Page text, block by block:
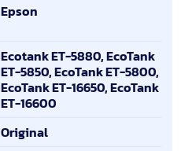
Epson
Ecotank ET-5880, EcoTank
ET-5850, EcoTank ET-5800,
EcoTank ET-16650, EcoTank
ET-16600
Original